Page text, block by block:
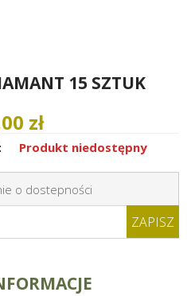
15 SZTUK
zł
Produkt niedostępny
o dostepności
ZAPISZ